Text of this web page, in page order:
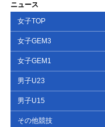
ニュース
女子TOP
女子GEM3
女子GEM1
男子U23
男子U15
その他競技